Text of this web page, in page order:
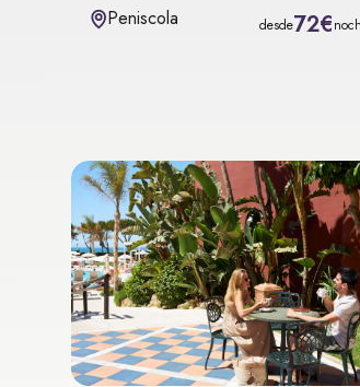
Peniscola desde72€